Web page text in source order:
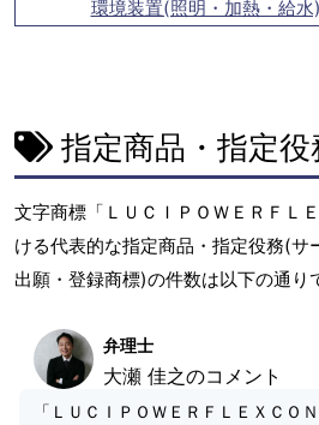
環境装置(照明・加熱・給水)
指定商品・指定
文字商標「ＬＵＣＩＰＯＷＥＲＦＬ
ける代表的な指定商品・指定役務(
出願・登録商標)の件数は以下の通り
弁理士
大瀬 佳之のコメント
「ＬＵＣＩＰＯＷＥＲＦＬＥＸＣＯ